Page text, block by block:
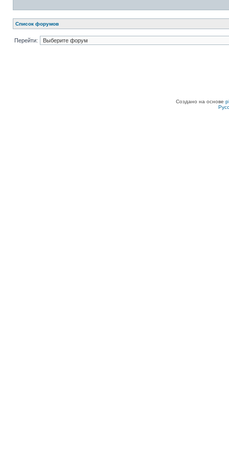
Список форумов
Перейти:
Создано на основе